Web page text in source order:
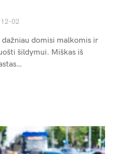
02
domisi malkomis ir
šildymui. Miškas iš